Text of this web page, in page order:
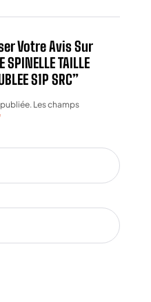
Votre Avis Sur
SPINELLE TAILLE
S1P SRC”
Les champs